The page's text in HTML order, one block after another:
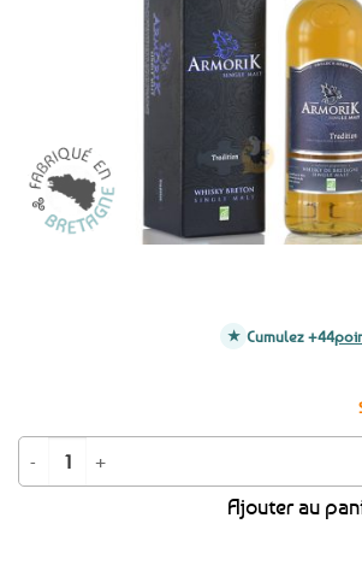
quantité de Whisky Breton single malt Armorik
Ajouter au
Cumulez +44